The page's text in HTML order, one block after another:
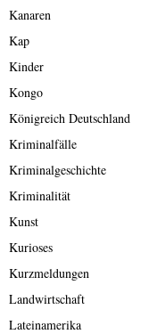
Kanaren
Kap
Kinder
Kongo
Königreich Deutschland
Kriminalfälle
Kriminalgeschichte
Kriminalität
Kunst
Kurioses
Kurzmeldungen
Landwirtschaft
Lateinamerika